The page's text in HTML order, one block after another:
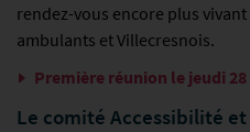
rendez-vous encore plus
ambulants et Villecresnois.
Première réunion le jeudi
Le comité Accessibilité et